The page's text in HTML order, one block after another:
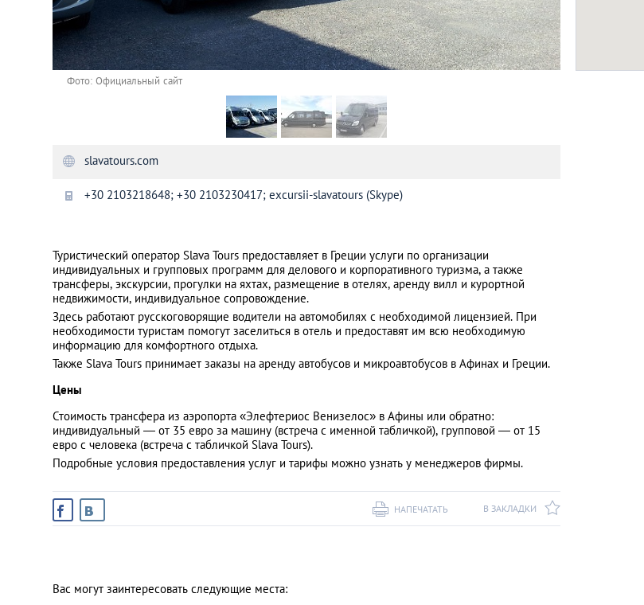
Москва
Париж
Пхукет
Фото: Официальный сайт
slavatours.com
+30 2103218648; +30 2103230417; excursii-slavatours (Skype)
Туристический оператор Slava Tours предоставляет в Греции услуги по организации
индивидуальных и групповых программ для делового и корпоративного туризма, а также
трансферы, экскурсии, прогулки на яхтах, размещение в отелях, аренду вилл и курортной
недвижимости, индивидуальное сопровождение.
Здесь работают русскоговорящие водители на автомобилях с необходимой лицензией. При
необходимости туристам помогут заселиться в отель и предоставят им всю необходимую
информацию для комфортного отдыха.
Также Slava Tours принимает заказы на аренду автобусов и микроавтобусов в Афинах и Греции.
Цены
Стоимость трансфера из аэропорта «Элефтериос Венизелос» в Афины или обратно:
индивидуальный — от 35 евро за машину (встреча с именной табличкой), групповой ― от 15
евро с человека (встреча с табличкой Slava Tours).
Подробные условия предоставления услуг и тарифы можно узнать у менеджеров фирмы.
В ЗАКЛАДКИ
НАПЕЧАТАТЬ
Вас могут заинтересовать следующие места: